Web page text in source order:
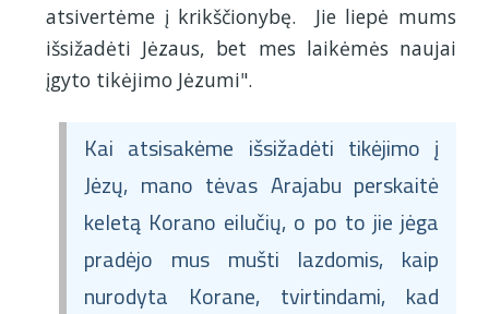
atsivertėme į krikščionybę. Jie liepė mums
išsižadėti Jėzaus, bet mes laikėmės naujai
įgyto tikėjimo Jėzumi".
Kai atsisakėme išsižadėti tikėjimo į
Jėzų, mano tėvas Arajabu perskaitė
keletą Korano eilučių, o po to jie jėga
pradėjo mus mušti lazdomis, kaip
nurodyta Korane, tvirtindami, kad